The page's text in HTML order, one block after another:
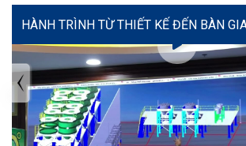
VIDEO
TIN TỨC MỚI NHẤT
Tuyển dụng: Nhân viên KẾ TOÁN